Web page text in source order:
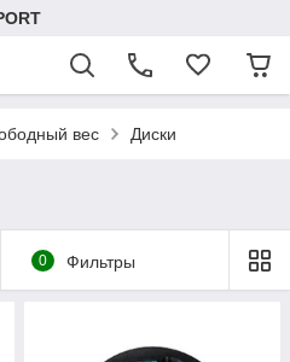
вес Диски
0 Фильтры